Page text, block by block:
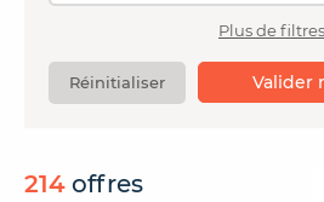
Espace
Plus de filtres
Valider
Réinitialiser
214 offres